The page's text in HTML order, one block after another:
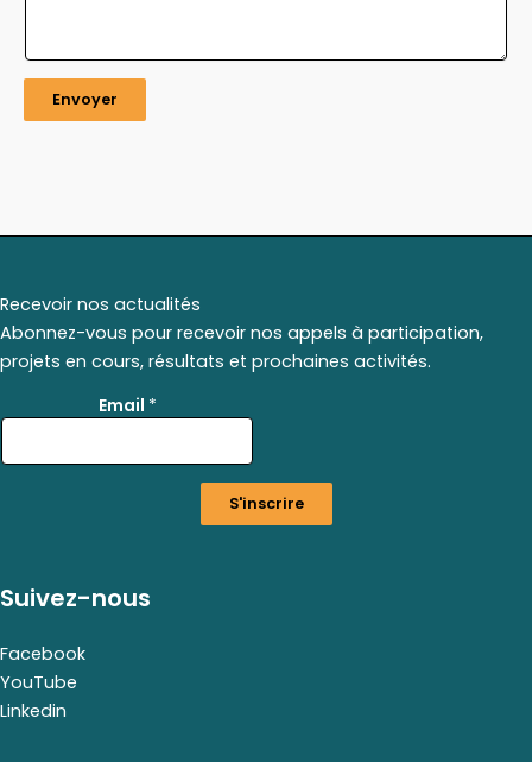
Envoyer
Recevoir nos actualités
Abonnez-vous pour recevoir nos appels à participation,
projets en cours, résultats et prochaines activités.
l
E
m
Email *
S'inscrire
Suivez-nous
Facebook
YouTube
Linkedin